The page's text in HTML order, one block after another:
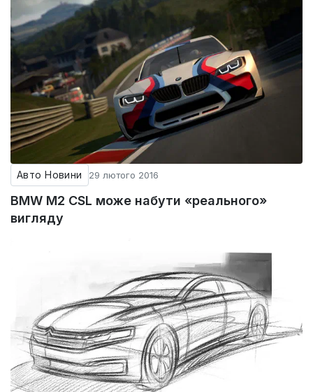
Авто Новини 29 лютого 2016
BMW M2 CSL може набути «реального»
вигляду